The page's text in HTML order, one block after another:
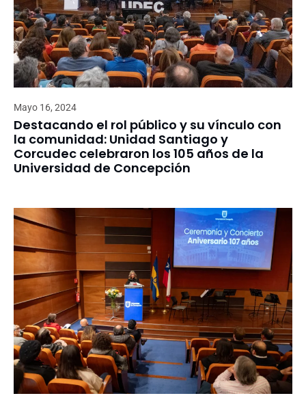
Mayo 16, 2024
Destacando el rol público y su vínculo con
la comunidad: Unidad Santiago y
Corcudec celebraron los 105 años de la
Universidad de Concepción